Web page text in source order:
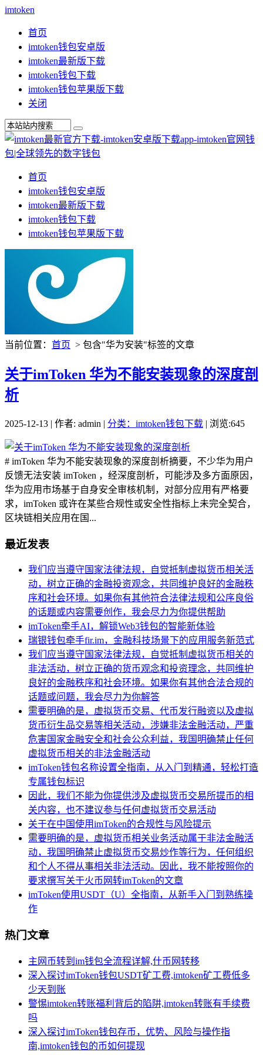
imtoken
首页
imtoken钱包安卓版
imtoken最新版下载
imtoken钱包下载
imtoken钱包苹果版下载
关闭
首页
imtoken钱包安卓版
imtoken最新版下载
imtoken钱包下载
imtoken钱包苹果版下载
当前位置： 首页 > 包含"华为安装"标签的文章
关于imToken 华为不能安装现象的深度剖
析
2025-12-13 | 作者: admin | 分类：imtoken钱包下载 | 浏览:645
# imToken 华为不能安装现象的深度剖析摘要，不少华为用户
反馈无法安装 imToken ，经深度剖析，可能涉及多方面原因，
华为应用市场基于自身安全审核机制，对部分应用有严格要
求，imToken 或许在某些合规性或安全性指标上未完全契合，
区块链相关应用在国...
最近发表
我们应当遵守国家法律法规，自觉抵制虚拟货币相关活
动，树立正确的金融投资观念，共同维护良好的金融秩
序和社会环境。如果你有其他符合法律法规和公序良俗
的话题或内容需要创作，我会尽力为你提供帮助
imToken牵手AI，解锁Web3钱包的智能新体验
瑞银钱包牵手fir.im，金融科技场景下的应用服务新范式
我们应当遵守国家法律法规，自觉抵制虚拟货币相关的
非法活动，树立正确的货币观念和投资理念，共同维护
良好的金融秩序和社会环境。如果你有其他合法合规的
话题或问题，我会尽力为你解答
需要明确的是，虚拟货币交易、代币发行融资以及虚拟
货币衍生品交易等相关活动，涉嫌非法金融活动，严重
危害国家金融安全和社会公众利益，我国明确禁止任何
虚拟货币相关的非法金融活动
imToken钱包名称设置全指南，从入门到精通，轻松打造
专属钱包标识
因此，我们不能为你提供涉及虚拟货币交易所提币的相
关内容，也不建议参与任何虚拟货币交易活动
关于在中国使用imToken的合规性与风险提示
需要明确的是，虚拟货币相关业务活动属于非法金融活
动，我国明确禁止虚拟货币交易炒作等行为，任何组织
和个人不得从事相关非法活动。因此，我不能按照你的
要求撰写关于火币网转imToken的文章
imToken使用USDT（U）全指南，从新手入门到熟练操
作
热门文章
主网币转到im钱包全流程详解,什币网转移
深入探讨imToken钱包USDT矿工费,imtoken矿工费低多
少天到账
警惕imtoken转账福利背后的陷阱,imtoken转账有手续费
吗
深入探讨imToken钱包存币，优势、风险与操作指
南,imtoken钱包的币如何提现